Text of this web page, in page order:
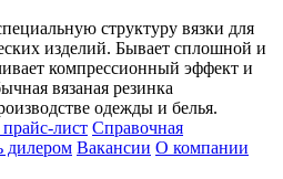
структуру вязки для
изделий. Бывает сплошной и
компрессионный эффект и
вязаная резинка
одежды и белья.
лист Справочная
дилером Вакансии О компании